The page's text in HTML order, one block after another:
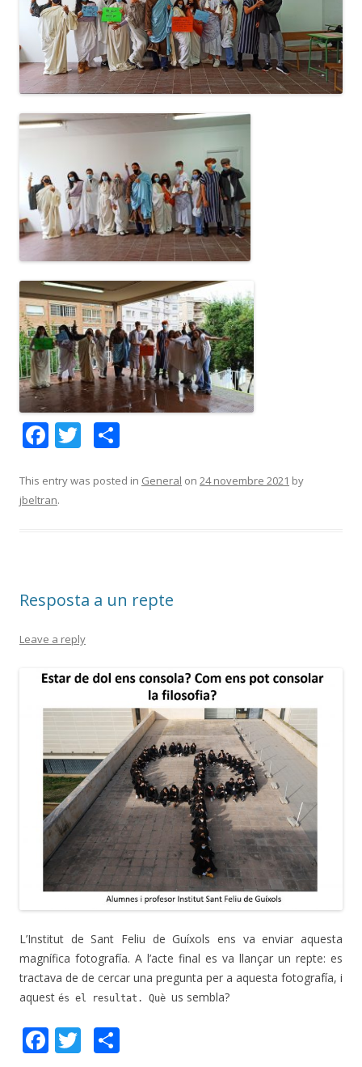
F
e
b
k
T
itt m
ix
This entry was posted in General on 24 novembre 2021 by
jbeltran.
Resposta a un repte
Leave a reply
L’Institut de Sant Feliu de Guíxols ens va enviar aquesta
magnífica fotografía. A l’acte final es va llançar un repte: es
tractava de de cercar una pregunta per a aquesta fotografía, i
aquest és el resultat. Què us sembla?
F T